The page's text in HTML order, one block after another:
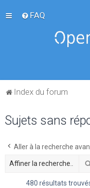
FAQ
Index du forum
Sujets sans
Aller à la recherche
480 résultats